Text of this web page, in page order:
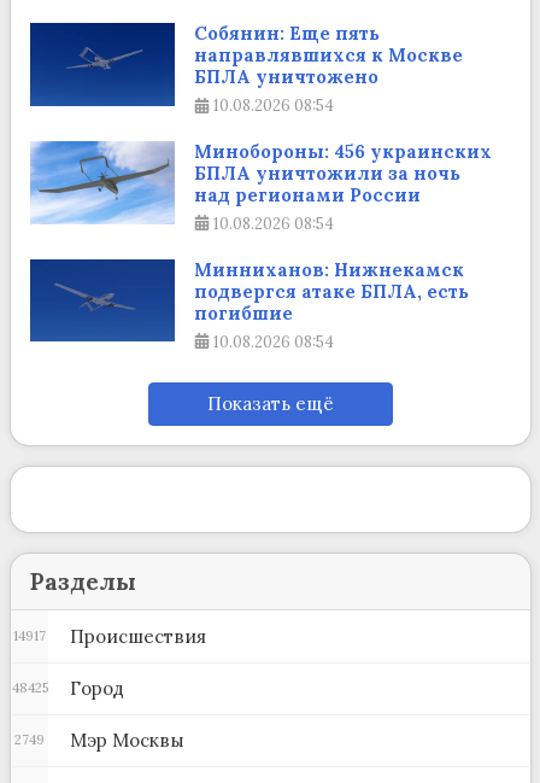
Собянин: Еще пять
направлявшихся к Москве
БПЛА уничтожено
10.08.2026 08:54
Минобороны: 456 украинских
БПЛА уничтожили за ночь
над регионами России
10.08.2026 08:54
Минниханов: Нижнекамск
подвергся атаке БПЛА, есть
погибшие
10.08.2026 08:54
Показать ещё
Разделы
Происшествия
14917
Город
48425
Мэр Москвы
2749